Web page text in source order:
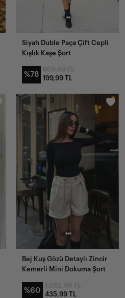
Siyah Duble Paça Çift Cepli
Kışlık Kaşe Şort
%78
199,99 TL
Bej Kuş Gözü Detaylı Zincir
Kemerli Mini Dokuma Şort
%60
435,99 TL